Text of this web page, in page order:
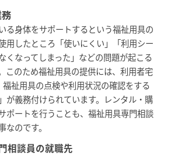
る身体をサポートするという福祉用具の
用したところ「使いにくい」「利用シー
くなってしまった」などの問題が起こる
このため福祉用具の提供には、利用者宅
祉用具の点検や利用状況の確認をする
が義務付けられています。レンタル・購
ポートを行うことも、福祉用具専門相談
なのです。
相談員の就職先